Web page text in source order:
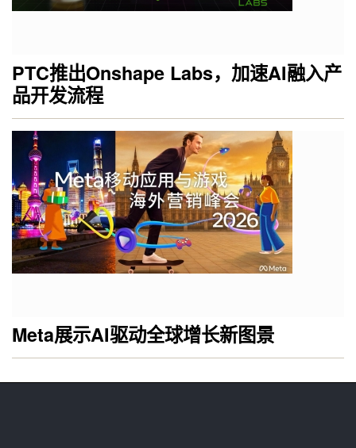
PTC推出Onshape Labs，加速AI融入产
品开发流程
Meta展示AI驱动全球增长新图景